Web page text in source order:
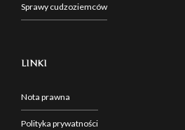
Sprawy cudzoziemców
LINKI
Nota prawna
Polityka prywatności